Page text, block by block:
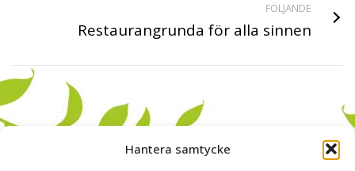
Hantera samtycke
FÖLJANDE
Restaurangrunda för alla sinnen